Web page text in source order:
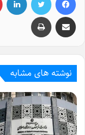
اشتراک گذاری با ایمیل چاپ
نوشته های مشابه